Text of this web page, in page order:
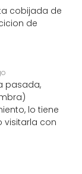
cobijada de
de
pasada,
lo tiene
visitarla con